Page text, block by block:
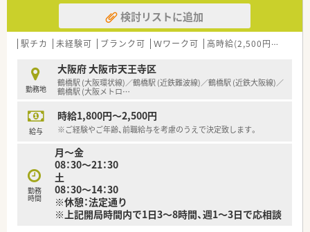
＼こんな店舗です☆／
■豊中駅から徒歩1分の立地です
■平日9時～14時の勤務も相談可能です◎
検討リストに追加
駅チカ 未経験可 ブランク可 Ｗワーク可 高時給(2,500円以上)
勤務地
大阪府 大阪市天王寺区
鶴橋駅 (大阪環状線)／鶴橋駅 (近鉄難波線)／鶴橋駅 (近鉄大阪線)／
鶴橋駅 (大阪メトロ…
給与
時給1,800円～2,500円
※ご経験やご年齢、前職給与を考慮のうえで決定致します。
勤務
時間
月～金
08：30～21：30
土
08：30～14：30
※休憩：法定通り
※上記開局時間内で1日3～8時間、週1～3日で応相談